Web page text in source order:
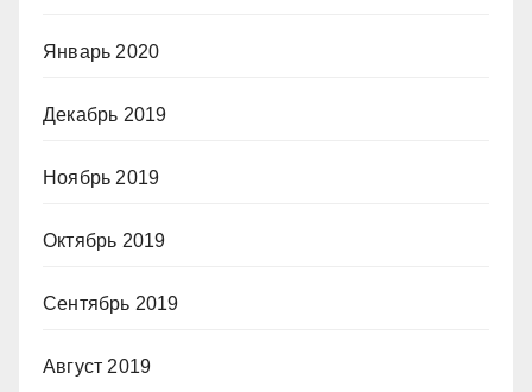
Январь 2020
Декабрь 2019
Ноябрь 2019
Октябрь 2019
Сентябрь 2019
Август 2019